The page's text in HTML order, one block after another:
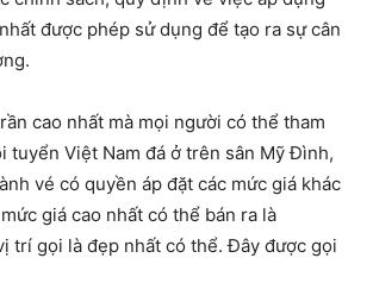
được phép sử dụng để tạo ra sự cân
cao nhất mà mọi người có thể tham
tuyển Việt Nam đá ở trên sân Mỹ Đình,
vé có quyền áp đặt các mức giá khác
giá cao nhất có thể bán ra là
trí gọi là đẹp nhất có thể. Đây được gọi